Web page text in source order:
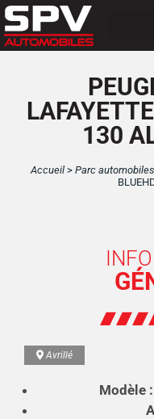
Panneau de gestion des
130
Accueil> Parc automobiles
Avrillé
Modèle :